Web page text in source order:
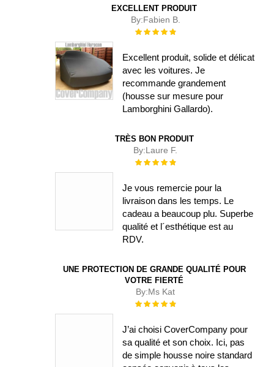
EXCELLENT PRODUIT
By:Fabien B.
Évaluation :
Excellent produit, solide et délicat
avec les voitures. Je
recommande grandement
(housse sur mesure pour
Lamborghini Gallardo).
TRÈS BON PRODUIT
By:Laure F.
Évaluation :
Je vous remercie pour la
livraison dans les temps. Le
cadeau a beaucoup plu. Superbe
qualité et l´esthétique est au
RDV.
UNE PROTECTION DE GRANDE QUALITÉ POUR
VOTRE FIERTÉ
By:Ms Kat
Évaluation :
J’ai choisi CoverCompany pour
sa qualité et son choix. Ici, pas
de simple housse noire standard